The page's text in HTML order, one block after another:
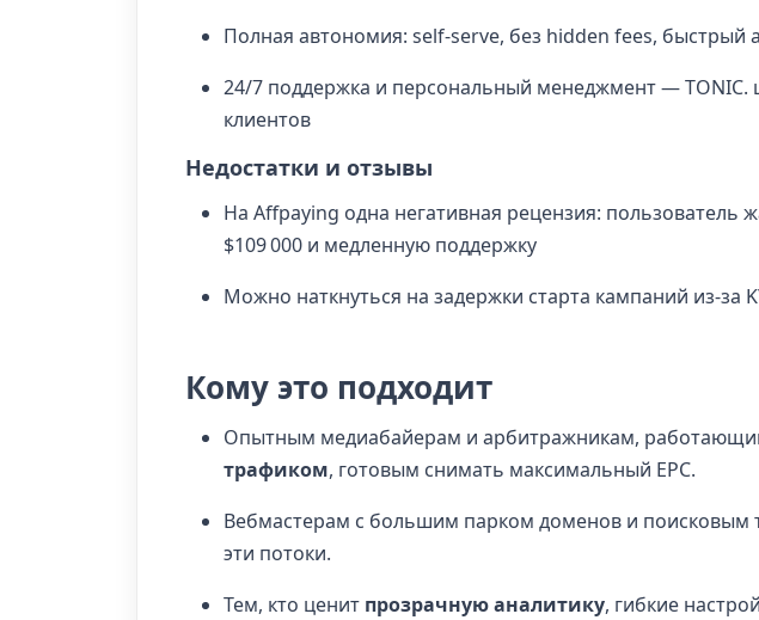
Полная автономия: self‑serve, без hidden fees, быстрый
24/7 поддержка и персональный менеджмент — TONIC.
клиентов
Недостатки и отзывы
На Affpaying одна негативная рецензия: пользователь
$109 000 и медленную поддержку
Можно наткнуться на задержки старта кампаний из-за
Кому это подходит
Опытным медиабайерам и арбитражникам,
трафиком, готовым снимать максимальный EPC.
Вебмастерам с большим парком доменов и
эти потоки.
Тем, кто ценит прозрачную аналитику, гибкие